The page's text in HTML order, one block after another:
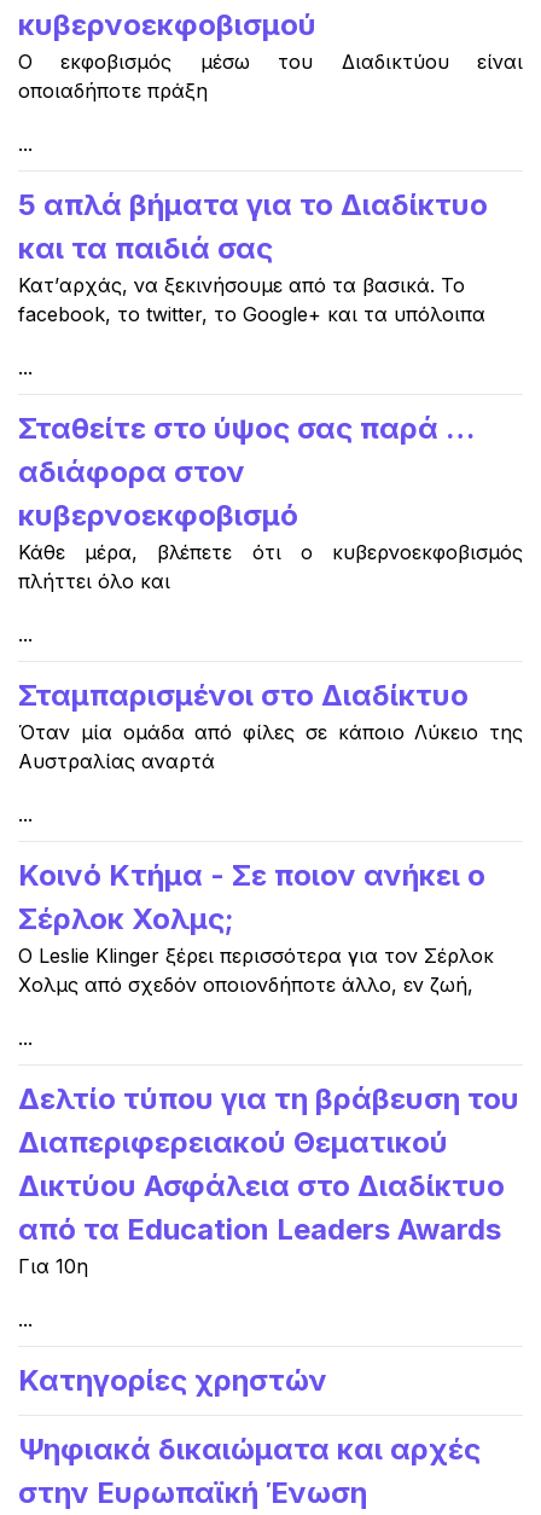
κυβερνοεκφοβισμού
Ο εκφοβισμός μέσω του Διαδικτύου είναι
οποιαδήποτε πράξη
...
5 απλά βήματα για το Διαδίκτυο
και τα παιδιά σας
Κατ’αρχάς, να ξεκινήσουμε από τα βασικά. Το
facebook, το twitter, το Google+ και τα υπόλοιπα
...
Σταθείτε στο ύψος σας παρά …
αδιάφορα στον
κυβερνοεκφοβισμό
Κάθε μέρα, βλέπετε ότι ο κυβερνοεκφοβισμός
πλήττει όλο και
...
Σταμπαρισμένοι στο Διαδίκτυο
Όταν μία ομάδα από φίλες σε κάποιο Λύκειο της
Αυστραλίας αναρτά
...
Κοινό Κτήμα - Σε ποιον ανήκει ο
Σέρλοκ Χολμς;
Ο Leslie Klinger ξέρει περισσότερα για τον Σέρλοκ
Χολμς από σχεδόν οποιονδήποτε άλλο, εν ζωή,
...
Δελτίο τύπου για τη βράβευση του
Διαπεριφερειακού Θεματικού
Δικτύου Ασφάλεια στο Διαδίκτυο
από τα Education Leaders Awards
Για 10η
...
Κατηγορίες χρηστών
Ψηφιακά δικαιώματα και αρχές
στην Ευρωπαϊκή Ένωση